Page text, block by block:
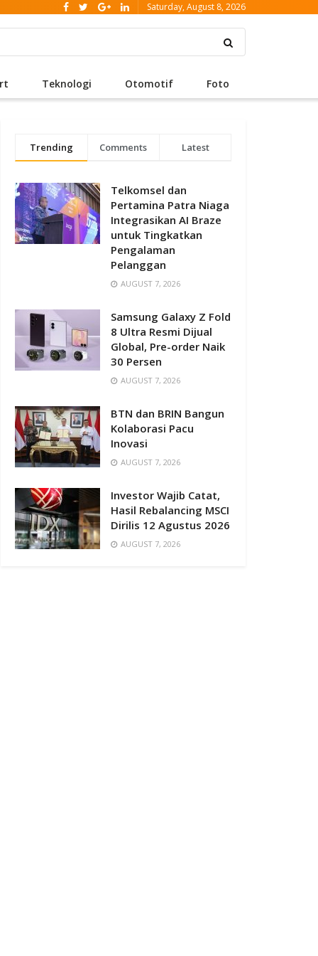
Saturday, August 8, 2026
Teknologi Otomotif Foto
Trending Comments Latest
Telkomsel dan
Pertamina Patra Niaga
Integrasikan AI Braze
untuk Tingkatkan
Pengalaman
Pelanggan
AUGUST 7, 2026
Samsung Galaxy Z Fold
8 Ultra Resmi Dijual
Global, Pre-order Naik
30 Persen
AUGUST 7, 2026
BTN dan BRIN Bangun
Kolaborasi Pacu
Inovasi
AUGUST 7, 2026
Investor Wajib Catat,
Hasil Rebalancing MSCI
Dirilis 12 Agustus 2026
AUGUST 7, 2026